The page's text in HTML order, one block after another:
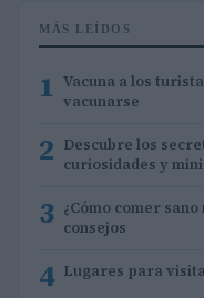
MÁS LEÍDOS
1 Vacuna a los
vacunarse
2 Descubre los
curiosidades y
3 ¿Cómo comer
consejos
4 Lugares para